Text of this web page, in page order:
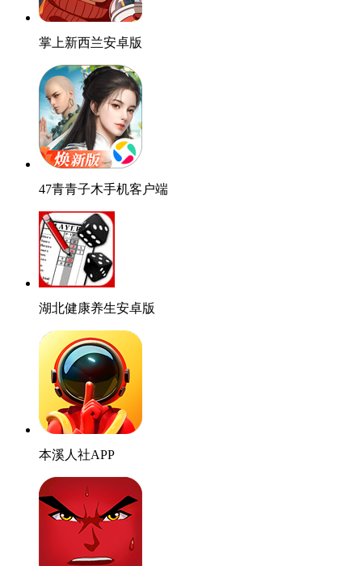
掌上新西兰安卓版
47青青子木手机客户端
湖北健康养生安卓版
本溪人社APP